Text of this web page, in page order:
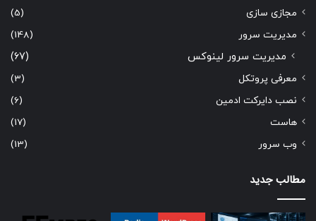
مجازی سازی
(5)
مدیریت سرور
(148)
مدیریت سرور لینوکس (67)
معرفی پروتکل
(3)
نصب دایرکت ادمین
(6)
هاست
(17)
وب سرور
(13)
مطالب جدید